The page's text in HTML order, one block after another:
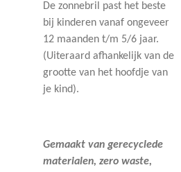
De zonnebril past het beste
bij kinderen vanaf ongeveer
12 maanden t/m 5/6 jaar.
(Uiteraard afhankelijk van de
grootte van het hoofdje van
je kind).
Gemaakt van gerecyclede
materialen, zero waste,